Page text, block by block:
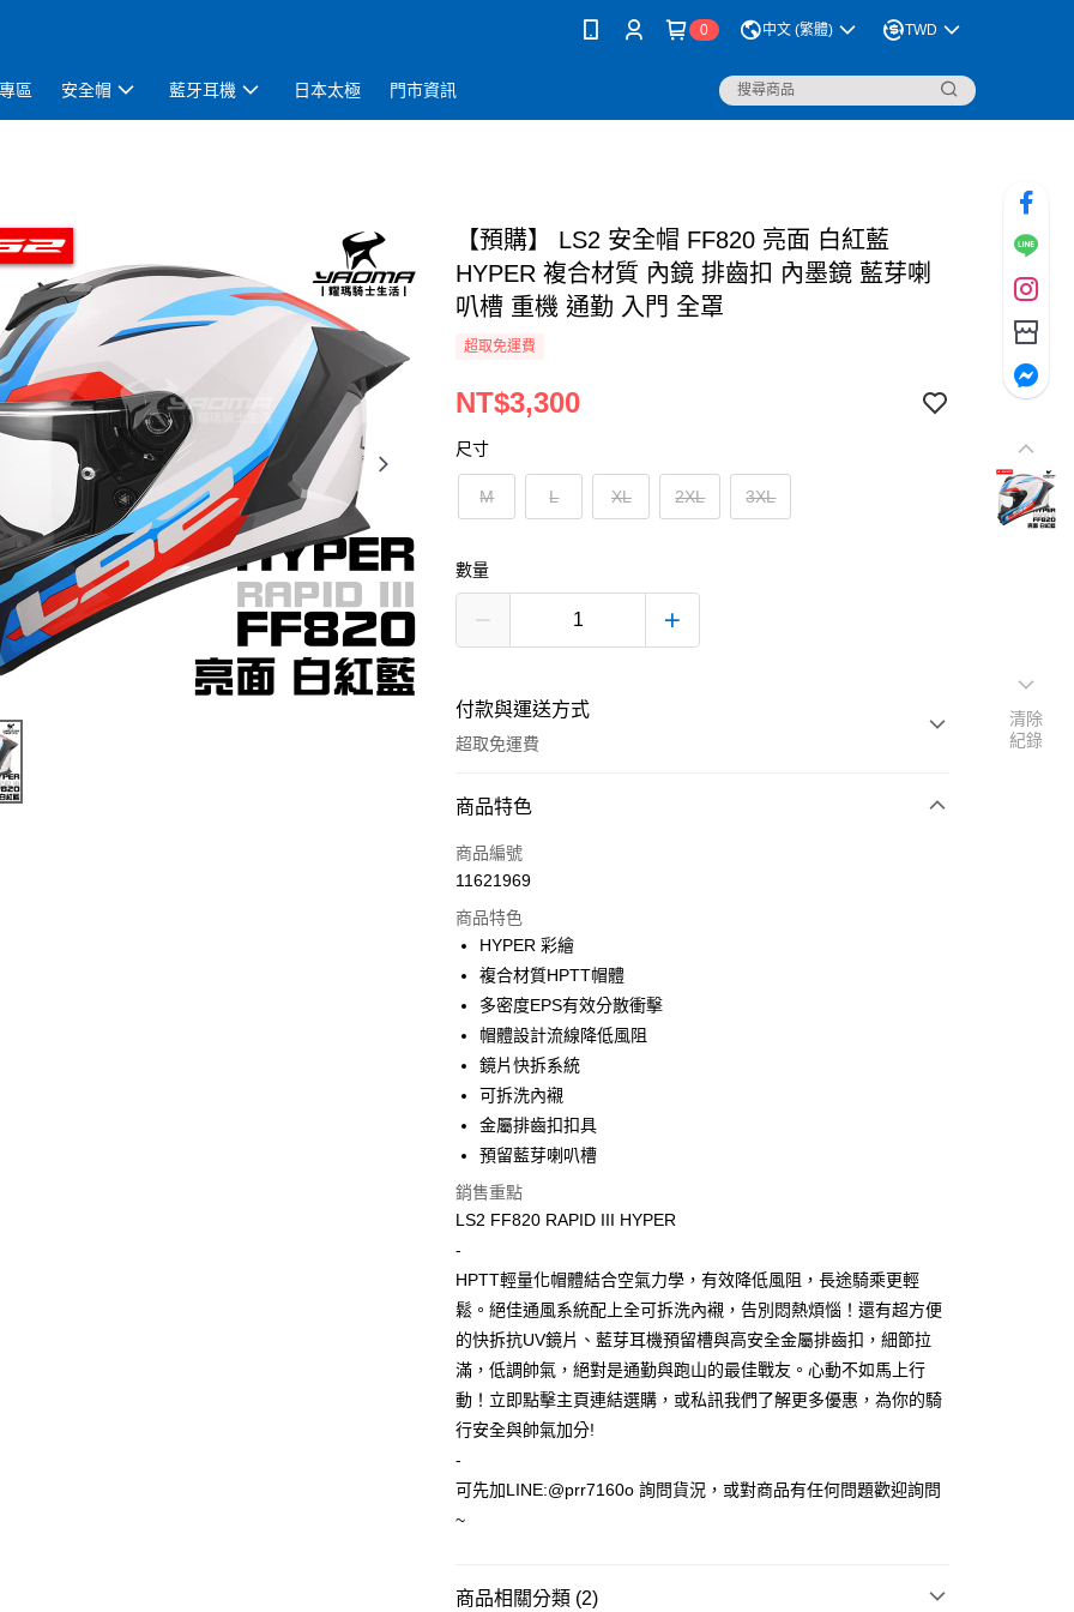
0 中文 (繁體) TWD
區 安全帽 藍牙耳機 日本太極 門市資訊
【預購】 LS2 安全帽 FF820 亮面 白紅藍
HYPER 複合材質 內鏡 排齒扣 內墨鏡 藍芽喇
叭槽 重機 通勤 入門 全罩
超取免運費
NT$3,300
尺寸
M L XL 2XL 3XL
數量
付款與運送方式
超取免運費
付款方式
信用卡一次付款
Apple Pay
ATM付款
運送方式
全家取貨付款(安全帽一頂以上請選宅配)
每筆NT$60，滿NT$1,000(含以上)免運費
免運/全家超商取貨付款(安全帽一頂以上請選宅配)
免運費
7-11取貨付款(安全帽一頂以上請選宅配)
每筆NT$60，滿NT$1,000(含以上)免運費
免運/7-11超商取貨付款(安全帽一頂以上請選宅配)
免運費
宅配
每筆NT$100，滿NT$1,000(含以上)免運費
商品特色
商品編號
11621969
商品特色
HYPER 彩繪
複合材質HPTT帽體
多密度EPS有效分散衝擊
帽體設計流線降低風阻
鏡片快拆系統
可拆洗內襯
金屬排齒扣扣具
預留藍芽喇叭槽
銷售重點
LS2 FF820 RAPID III HYPER
-
HPTT輕量化帽體結合空氣力學，有效降低風阻，長途騎乘更輕
鬆。絕佳通風系統配上全可拆洗內襯，告別悶熱煩惱！還有超方便
的快拆抗UV鏡片、藍芽耳機預留槽與高安全金屬排齒扣，細節拉
滿，低調帥氣，絕對是通勤與跑山的最佳戰友。心動不如馬上行
動！立即點擊主頁連結選購，或私訊我們了解更多優惠，為你的騎
行安全與帥氣加分!
-
可先加LINE:@prr7160o 詢問貨況，或對商品有任何問題歡迎詢問
~
商品相關分類 (2)
清除
紀錄